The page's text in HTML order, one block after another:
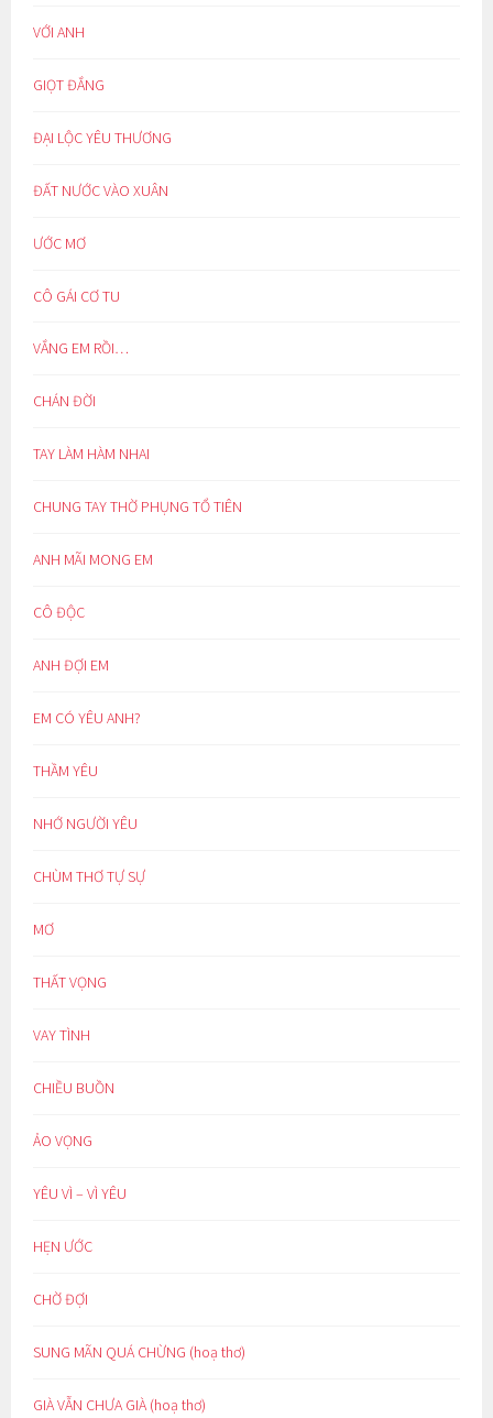
VỚI ANH
GIỌT ĐẮNG
ĐẠI LỘC YÊU THƯƠNG
ĐẤT NƯỚC VÀO XUÂN
ƯỚC MƠ
CÔ GÁI CƠ TU
VẮNG EM RỒI…
CHÁN ĐỜI
TAY LÀM HÀM NHAI
CHUNG TAY THỜ PHỤNG TỔ TIÊN
ANH MÃI MONG EM
CÔ ĐỘC
ANH ĐỢI EM
EM CÓ YÊU ANH?
THẦM YÊU
NHỚ NGƯỜI YÊU
CHÙM THƠ TỰ SỰ
MƠ
THẤT VỌNG
VAY TÌNH
CHIỀU BUỒN
ẢO VỌNG
YÊU VÌ – VÌ YÊU
HẸN ƯỚC
CHỜ ĐỢI
SUNG MÃN QUÁ CHỪNG (hoạ thơ)
GIÀ VẪN CHƯA GIÀ (hoạ thơ)